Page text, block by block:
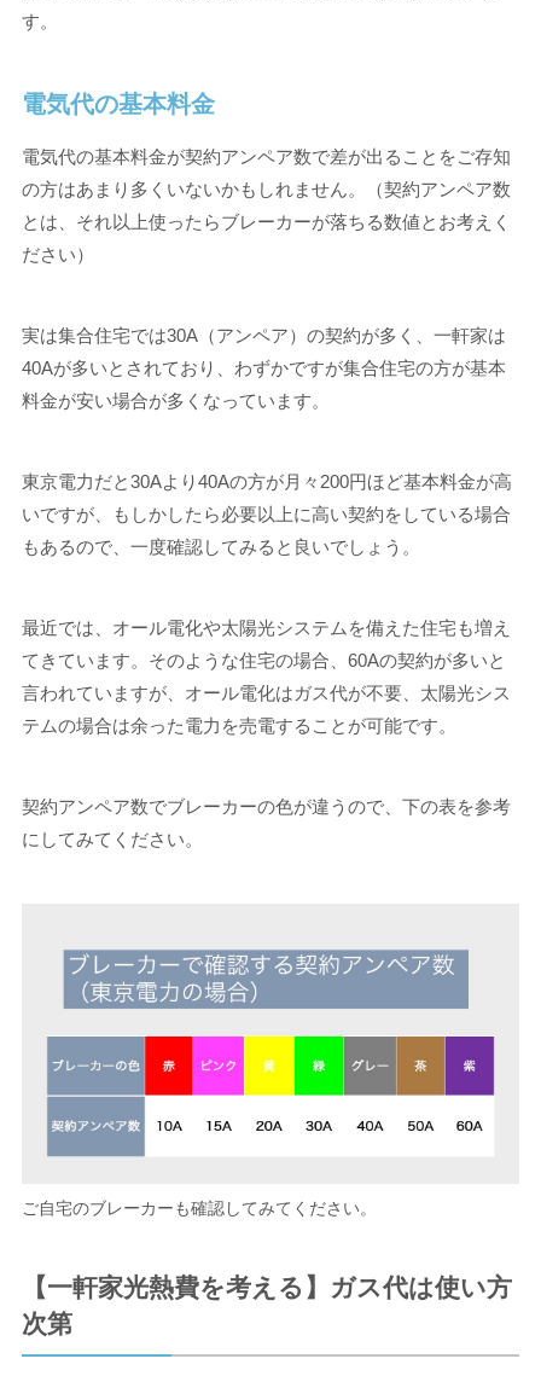
す。
電気代の基本料金
電気代の基本料金が契約アンペア数で差が出ることをご存知
の方はあまり多くいないかもしれません。（契約アンペア数
とは、それ以上使ったらブレーカーが落ちる数値とお考えく
ださい）
実は集合住宅では30A（アンペア）の契約が多く、一軒家は
40Aが多いとされており、わずかですが集合住宅の方が基本
料金が安い場合が多くなっています。
東京電力だと30Aより40Aの方が月々200円ほど基本料金が高
いですが、もしかしたら必要以上に高い契約をしている場合
もあるので、一度確認してみると良いでしょう。
最近では、オール電化や太陽光システムを備えた住宅も増え
てきています。そのような住宅の場合、60Aの契約が多いと
言われていますが、オール電化はガス代が不要、太陽光シス
テムの場合は余った電力を売電することが可能です。
契約アンペア数でブレーカーの色が違うので、下の表を参考
にしてみてください。
ご自宅のブレーカーも確認してみてください。
【一軒家光熱費を考える】ガス代は使い方
次第